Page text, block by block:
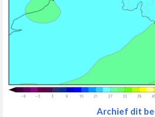
Archief dit